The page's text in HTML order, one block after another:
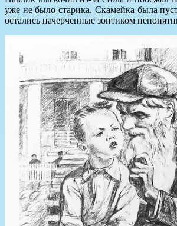
уже не было старика. Скамейка была
остались начерченные зонтиком